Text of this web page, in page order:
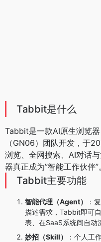
Tabbit是什么
Tabbit是一款AI原生浏览
（GN06）团队开发，于
浏览、全网搜索、AI对话
器真正成为”智能工作伙伴”。
Tabbit主要功能
智能代理（Agent）
：
描述需求，Tabbit即可
表、在SaaS系统间自动
妙招（Skill）
：个人工